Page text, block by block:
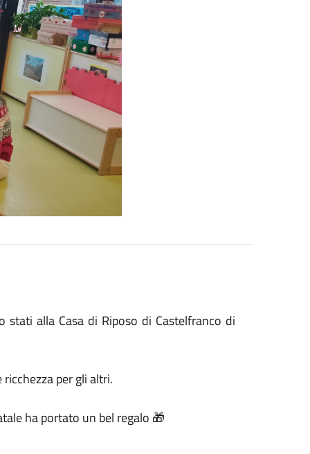
alla Casa di Riposo di Castelfranco di
per gli altri.
ha portato un bel regalo 🎁